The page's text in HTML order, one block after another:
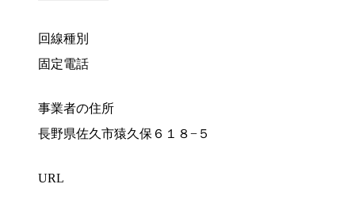
回線種別
固定電話
事業者の住所
長野県佐久市猿久保６１８−５
URL